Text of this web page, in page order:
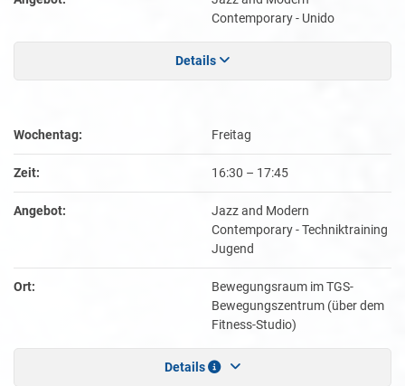
Contemporary - Unido
Details
Wochentag: Freitag
Zeit: 16:30 – 17:45
Angebot:
Jazz and Modern
Contemporary - Techniktraining
Jugend
Ort:
Bewegungsraum im TGS-
Bewegungszentrum (über dem
Fitness-Studio)
Details